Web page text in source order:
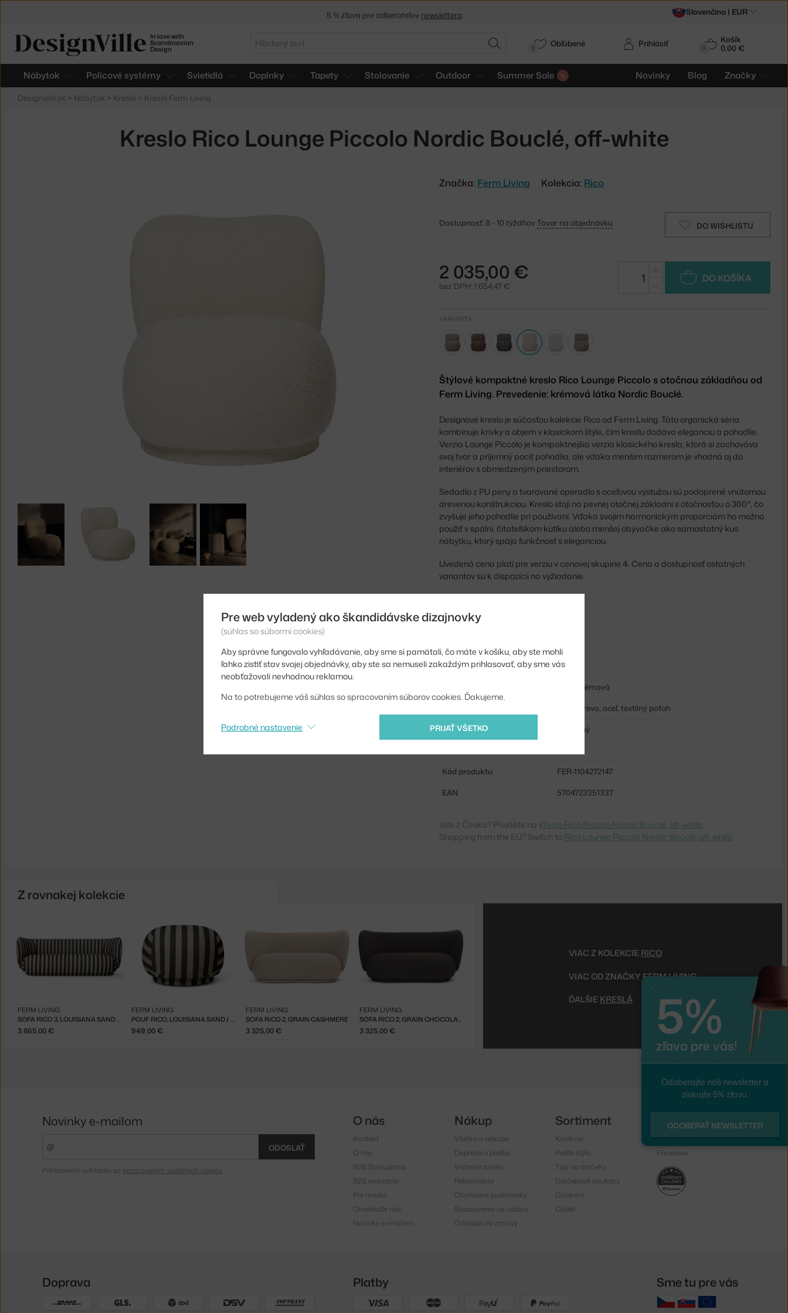
In love with
Scandinavian
Design
Hľadať
HĽADAŤ 0
Košík
0,00 €
Nábytok Policové systémy Svietidlá Doplnky Tapety Stolovanie Outdoor Summer Sale Novinky Blog Značky
Prihlásiť
0 Obľúbené
Designville.sk > Nábytok > Kreslá > Kreslá Ferm Living
Kreslo Rico Lounge Piccolo Nordic Bouclé, off-white
Značka: Ferm Living Kolekcia: Rico
DO WISHLISTU
Dostupnosť: 8 - 10 týždňov Tovar na objednávku
2 035,00 €
bez DPH: 1 654,47 €
DO KOŠÍKA
VARIANTA
Štýlové kompaktné kreslo Rico Lounge Piccolo s otočnou základňou od
Ferm Living. Prevedenie: krémová látka Nordic Bouclé.
Designové kreslo je súčasťou kolekcie Rico od Ferm Living. Táto organická séria
kombinuje krivky a objem v klasickom štýle, čím kreslu dodáva eleganciu a pohodlie.
Verzia Lounge Piccolo je kompaktnejšia verzia klasického kresla, ktorá si zachováva
svoj tvar a príjemný pocit pohodlia, ale vďaka menším rozmerom je vhodná aj do
interiérov s obmedzeným priestorom.
Sedadlo z PU peny a tvarované operadlo s oceľovou výstužou sú podoprené vnútornou
drevenou konštrukciou. Kreslo stojí na pevnej otočnej základni s otočnosťou o 360°, čo
zvyšuje jeho pohodlie pri používaní. Vďaka svojim harmonickým proporciám ho možno
použiť v spálni, čitateľskom kútiku alebo menšej obývačke ako samostatný kus
nábytku, ktorý spája funkčnosť s eleganciou.
Uvedená cena platí pre verziu v cenovej skupine 4. Cena a dostupnosť ostatných
variantov sú k dispozícii na vyžiadanie.
Výška sedadla:
Šírka:
64 cm
biela, krémová
pena, drevo, oceľ, textilný poťah
Sedák:
čalúnený
Kód produktu
FER-1104272147
EAN
5704723351337
Jste z Česka? Přejděte na Křeslo Rico Piccolo Nordic Bouclé, off-white
Shopping from the EU? Switch to Rico Lounge Piccolo Nordic Bouclé, off-white
Z rovnakej kolekcie
SOFA RICO 3, LOUISIANA SAND / BLACK
FERM LIVING
3 865,00 €
POUF RICO, LOUISIANA SAND / BLACK
FERM LIVING
949,00 €
SOFA RICO 2, GRAIN CASHMERE
FERM LIVING
3 325,00 €
SOFA RICO 2, GRAIN CHOCOLATE
FERM LIVING
3 325,00 €
VIAC Z KOLEKCIE RICO
VIAC OD ZNAČKY FERM LIVING
ĎALŠIE KRESLÁ
5 % zľava pre odberateľov newslettera Slovenčina | EUR
Pre web vyladený ako škandidávske dizajnovky
(súhlas so súbormi cookies)
Aby správne fungovalo vyhľadávanie, aby sme si pamätali, čo máte v košíku, aby ste mohli
ľahko zistiť stav svojej objednávky, aby ste sa nemuseli zakaždým prihlasovať, aby sme vás
neobťažovali nevhodnou reklamou.
Na to potrebujeme váš súhlas so spracovaním súborov cookies. Ďakujeme.
PRIJAŤ VŠETKO
Podrobné nastavenie
5%
zľava pre vás!
Odoberajte náš newsletter a
získajte 5% zľavu.
ODOBERAŤ NEWSLETTER
Novinky e-mailom
ODOSLAŤ
Prihlásením súhlasíte so spracovaním osobných údajov
O nás
Kontakt
O nás
B2B Spolupráca
B2B realizácie
Pre médiá
Ohodnoťte nás
Novinky e-mailom
Nákup
Všetko o nákupe
Doprava a platba
Vrátenie tovaru
Reklamácia
Obchodné podmienky
Spracovanie os. údajov
Odstúpiť od zmluvy
Sortiment
Kolekcie
Podľa štýlu
Tipy na darčeky
Darčekové poukazy
Dizajnéri
Outlet
Sledujte nás
Facebook
Doprava Platby Sme tu pre vás